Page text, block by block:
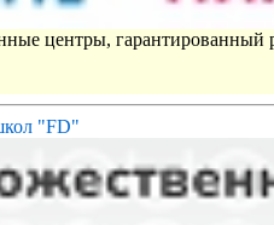
центры, гарантированный
"FD"